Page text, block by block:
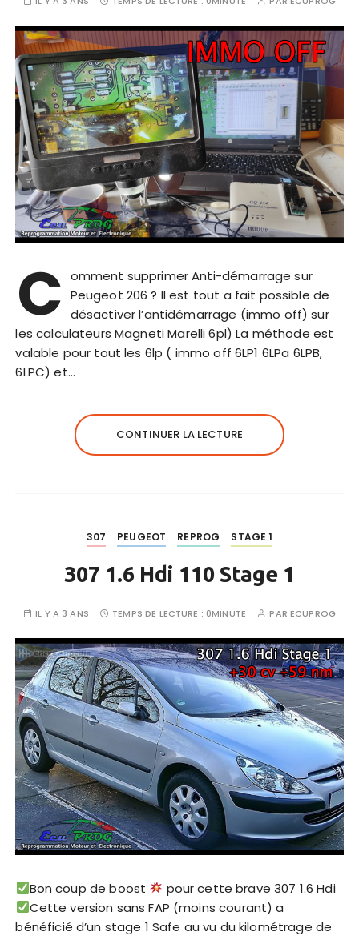
C omment supprimer Anti-démarrage sur
Peugeot 206 ? Il est tout a fait possible de
désactiver l’antidémarrage (immo off) sur
les calculateurs Magneti Marelli 6pl) La méthode est
valable pour tout les 6lp ( immo off 6LP1 6LPa 6LPB,
6LPC) et…
CONTINUER LA LECTURE
307 PEUGEOT REPROG STAGE 1
307 1.6 Hdi 110 Stage 1
IL Y A 3 ANS TEMPS DE LECTURE : 0MINUTE PARECUPROG
Bon coup de boost
pour cette brave 307 1.6 Hdi
Cette version sans FAP (moins courant) a
bénéficié d’un stage 1 Safe au vu du kilométrage de